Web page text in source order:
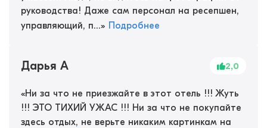
руководства! Даже сам персонал на ресепшен,
управляющий, п...» Подробнее
Дарья А 2,0
«Ни за что не приезжайте в этот отель !!! Жуть
!!! ЭТО ТИХИЙ УЖАС !!! Ни за что не покупайте
здесь отдых, не верьте никаким картинкам на